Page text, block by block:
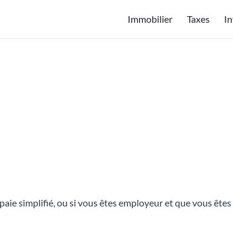
Immobilier Taxes
simplifié, ou si vous êtes employeur et que vous